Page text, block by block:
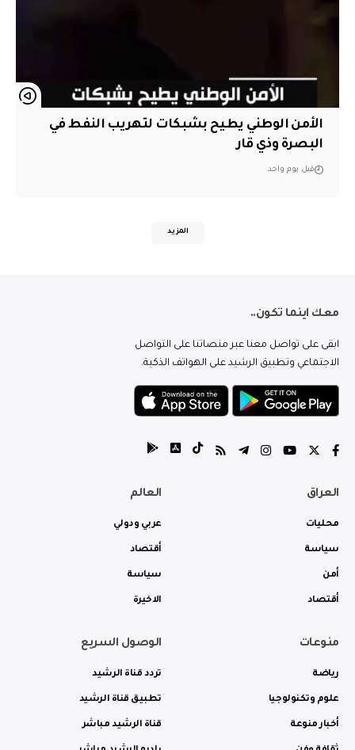
الأمن الوطني يطيح بشبكات لتهريب النفط في
البصرة وذي قار
قبل يوم واحد
المزيد
معك اينما تكون..
ابقى على تواصل معنا عبر منصاتنا على التواصل
الاجتماعي وتطبيق الرشيد على الهواتف الذكية.
العراق
محليات
سياسة
أمن
أقتصاد
العالم
عربي ودولي
أقتصاد
سياسة
الاخيرة
منوعات
رياضة
علوم وتكنولوجيا
أخبار منوعة
الوصول السريع
تردد قناة الرشيد
تطبيق قناة الرشيد
قناة الرشيد مباشر